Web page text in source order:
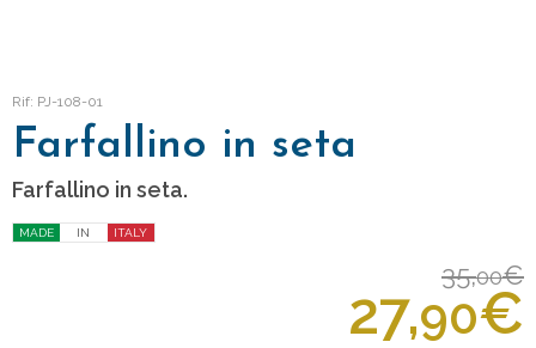
Rif: PJ-108-01
Farfallino in seta
Farfallino in seta.
MADE IN ITALY
35,00€
27,90€